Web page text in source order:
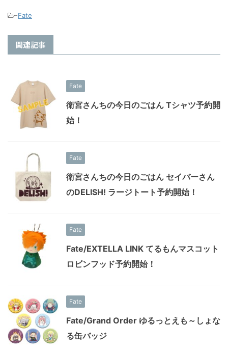
-Fate
関連記事
Fate
衛宮さんちの今日のごはん Tシャツ予約開
始！
Fate
衛宮さんちの今日のごはん セイバーさん
のDELISH! ラージトート予約開始！
Fate
Fate/EXTELLA LINK てるもんマスコット
ロビンフッド予約開始！
Fate
Fate/Grand Order ゆるっとえも～しょな
る缶バッジ